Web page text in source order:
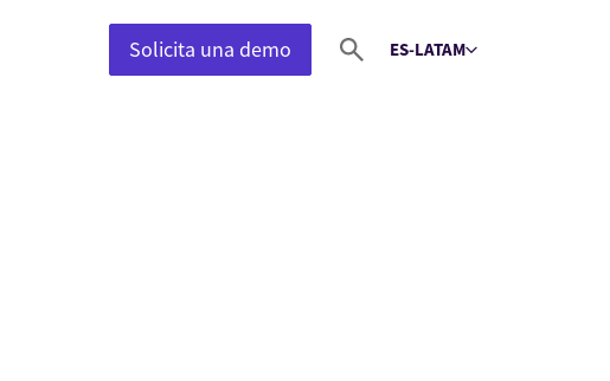
Solicita una demo ES-LATAMSelect language